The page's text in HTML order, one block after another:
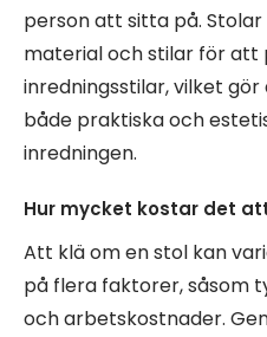
person att sitta på.
material och stilar för att
inredningsstilar, vilket
både praktiska och
inredningen.
Hur mycket kostar det
Att klä om en stol kan
på flera faktorer, såsom
och arbetskostnader.